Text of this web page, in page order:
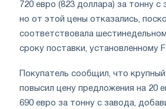
720 евро (823 доллара) за тонну с
но от этой цены отказались,
соответствовала
сроку поставки, установленному
Покупатель сообщил, что
повысил цену предложения на 20
690 евро за тонну с завода,